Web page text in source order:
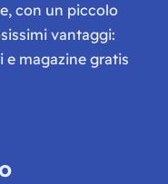
con un piccolo
vantaggi:
e magazine gratis